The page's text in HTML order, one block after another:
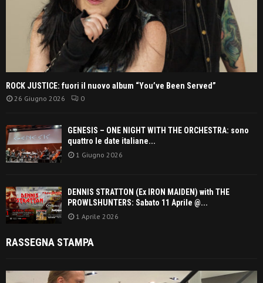
ROCK JUSTICE: fuori il nuovo album “You’ve Been Served”
26 Giugno 2026 0
GENESIS – ONE NIGHT WITH THE ORCHESTRA: sono
quattro le date italiane...
1 Giugno 2026
DENNIS STRATTON (Ex IRON MAIDEN) with THE
PROWLSHUNTERS: Sabato 11 Aprile @...
1 Aprile 2026
RASSEGNA STAMPA